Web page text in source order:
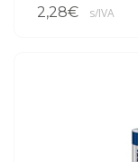
2,28€ s/IVA